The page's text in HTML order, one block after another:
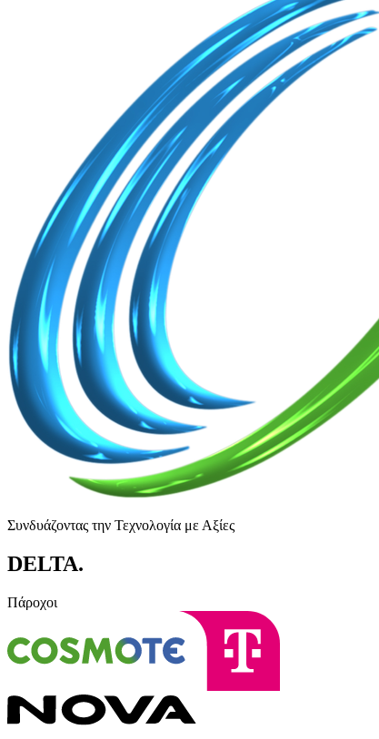
Συνδυάζοντας την Τεχνολογία με Αξίες
DELTA.
Πάροχοι